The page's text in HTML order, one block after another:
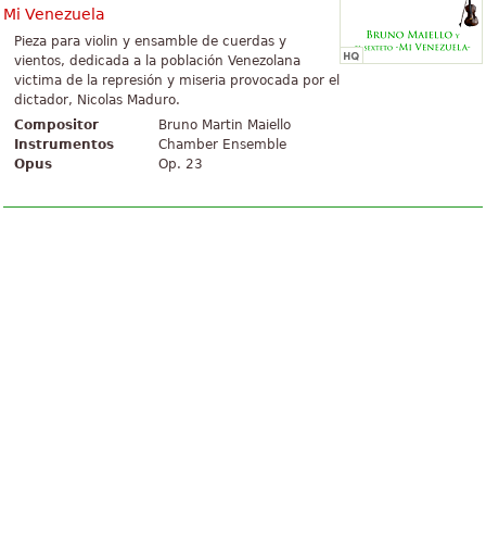
Mi Venezuela
Pieza para violin y ensamble de cuerdas y
vientos, dedicada a la población Venezolana
victima de la represión y miseria provocada por el
dictador, Nicolas Maduro.
Compositor
Bruno Martin Maiello
Instrumentos
Chamber Ensemble
Opus
Op. 23